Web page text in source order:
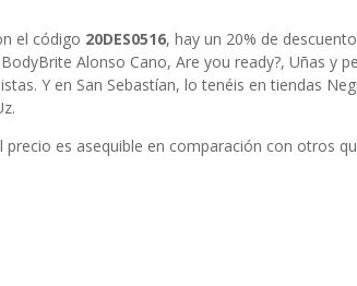
el código 20DES0516, hay un 20% de
Alonso Cano, Are you ready?, Uñas y
Y en San Sebastían, lo tenéis en tiendas
es asequible en comparación con otros